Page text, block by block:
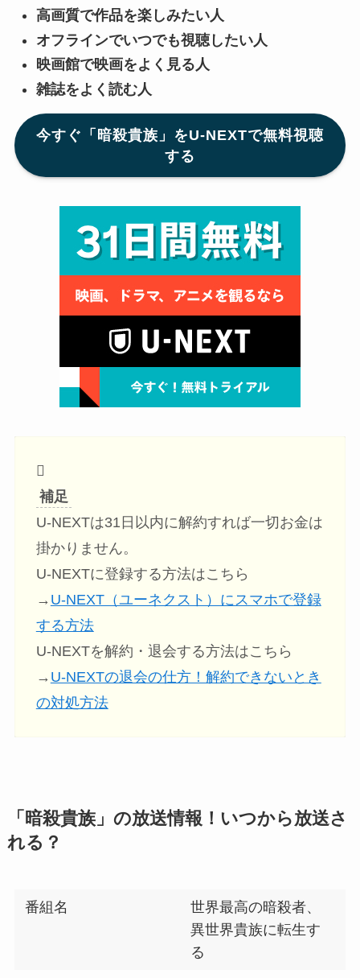
高画質で作品を楽しみたい人
オフラインでいつでも視聴したい人
映画館で映画をよく見る人
雑誌をよく読む人
今すぐ「暗殺貴族」をU-NEXTで無料視聴
する
補足
U-NEXTは31日以内に解約すれば一切お金は
掛かりません。
U-NEXTに登録する方法はこちら
→ U-NEXT（ユーネクスト）にスマホで登録
する方法
U-NEXTを解約・退会する方法はこちら
→ U-NEXTの退会の仕方！解約できないとき
の対処方法
「暗殺貴族」の放送情報！いつから放送さ
れる？
番組名
世界最高の暗殺者、
異世界貴族に転生す
る